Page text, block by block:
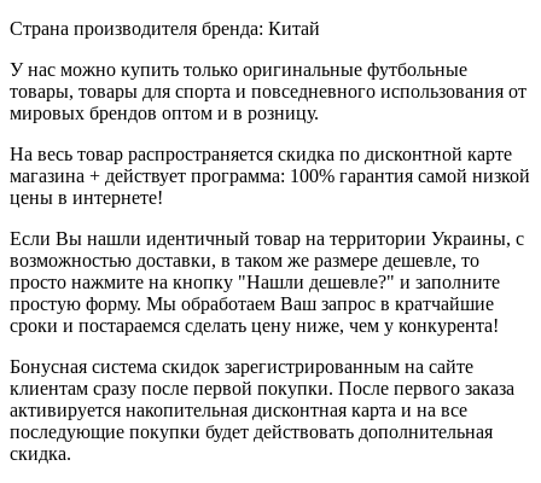
Страна производителя бренда: Китай
У нас можно купить только оригинальные футбольные
товары, товары для спорта и повседневного использования от
мировых брендов оптом и в розницу.
На весь товар распространяется скидка по дисконтной карте
магазина + действует программа: 100% гарантия самой низкой
цены в интернете!
Если Вы нашли идентичный товар на территории Украины, с
возможностью доставки, в таком же размере дешевле, то
просто нажмите на кнопку "Нашли дешевле?" и заполните
простую форму. Мы обработаем Ваш запрос в кратчайшие
сроки и постараемся сделать цену ниже, чем у конкурента!
Бонусная система скидок зарегистрированным на сайте
клиентам сразу после первой покупки. После первого заказа
активируется накопительная дисконтная карта и на все
последующие покупки будет действовать дополнительная
скидка.